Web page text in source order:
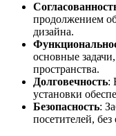
продолжением
дизайна.
основные
пространства.
Долговечность:
установки
Безопасность:
посетителей,